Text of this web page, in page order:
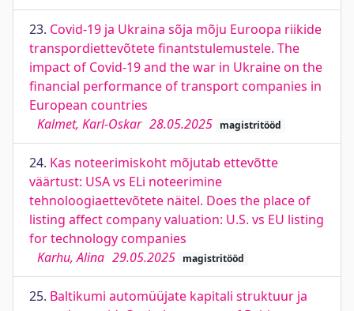
23. Covid-19 ja Ukraina sõja mõju Euroopa riikide
transpordiettevõtete finantstulemustele. The
impact of Covid-19 and the war in Ukraine on the
financial performance of transport companies in
European countries
Kalmet, Karl-Oskar 28.05.2025 magistritööd
24. Kas noteerimiskoht mõjutab ettevõtte
väärtust: USA vs ELi noteerimine
tehnoloogiaettevõtete näitel. Does the place of
listing affect company valuation: U.S. vs EU listing
for technology companies
Karhu, Alina 29.05.2025 magistritööd
25. Baltikumi automüüjate kapitali struktuur ja